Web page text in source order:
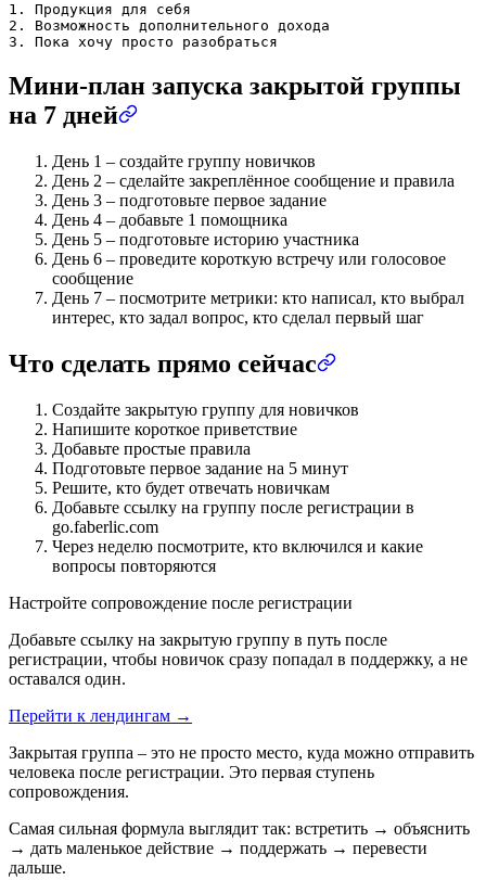
1. Продукция для себя
2. Возможность дополнительного дохода
3. Пока хочу просто разобраться
Мини-план запуска закрытой группы
на 7 дней
День 1 – создайте группу новичков
День 2 – сделайте закреплённое сообщение и правила
День 3 – подготовьте первое задание
День 4 – добавьте 1 помощника
День 5 – подготовьте историю участника
День 6 – проведите короткую встречу или голосовое
сообщение
День 7 – посмотрите метрики: кто написал, кто выбрал
интерес, кто задал вопрос, кто сделал первый шаг
Что сделать прямо сейчас
Создайте закрытую группу для новичков
Напишите короткое приветствие
Добавьте простые правила
Подготовьте первое задание на 5 минут
Решите, кто будет отвечать новичкам
Добавьте ссылку на группу после регистрации в
go.faberlic.com
Через неделю посмотрите, кто включился и какие
вопросы повторяются
Настройте сопровождение после регистрации
Добавьте ссылку на закрытую группу в путь после
регистрации, чтобы новичок сразу попадал в поддержку, а не
оставался один.
Перейти к лендингам →
Закрытая группа – это не просто место, куда можно отправить
человека после регистрации. Это первая ступень
сопровождения.
Самая сильная формула выглядит так: встретить → объяснить
→ дать маленькое действие → поддержать → перевести
дальше.